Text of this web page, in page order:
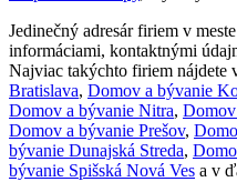
Jedinečný adresár firiem v
informáciami, kontaktnými
Najviac takýchto firiem nájdete
Bratislava, Domov a bývanie
Domov a bývanie Nitra,
Domov a bývanie Prešov,
bývanie Dunajská Streda,
bývanie Spišská Nová Ves a v